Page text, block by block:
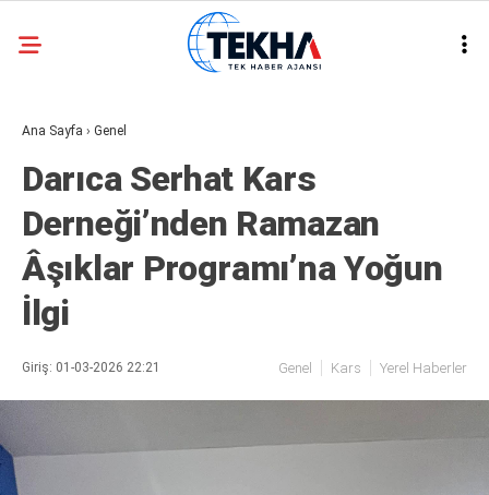
31.8
ASAYIŞ
GÜNDEM
GENEL
EKONOMI
SIYASET
Ana Sayfa › Genel
Darıca Serhat Kars
Derneği’nden Ramazan
Âşıklar Programı’na Yoğun
İlgi
Giriş: 01-03-2026 22:21 Genel Kars Yerel Haberler